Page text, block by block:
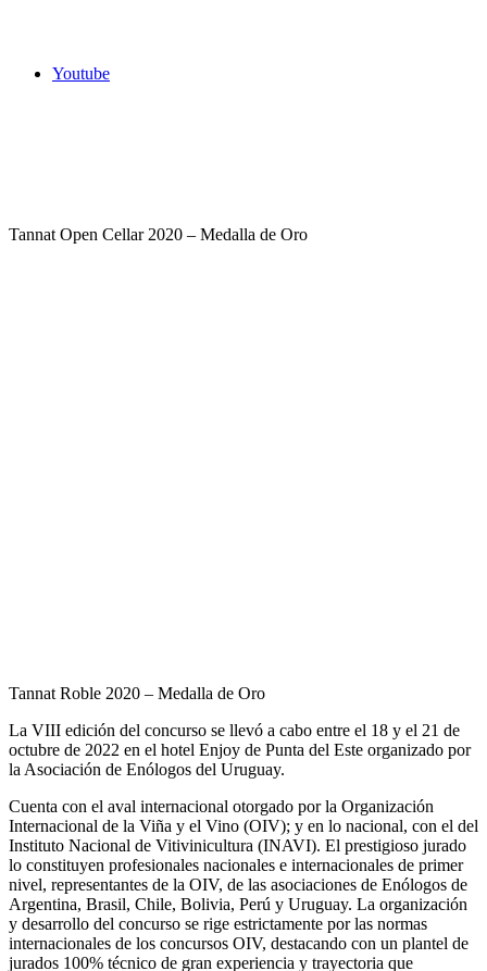
Youtube
Tannat Open Cellar 2020 – Medalla de Oro
Tannat Roble 2020 – Medalla de Oro
La VIII edición del concurso se llevó a cabo entre el 18 y el 21 de
octubre de 2022 en el hotel Enjoy de Punta del Este organizado por
la Asociación de Enólogos del Uruguay.
Cuenta con el aval internacional otorgado por la Organización
Internacional de la Viña y el Vino (OIV); y en lo nacional, con el del
Instituto Nacional de Vitivinicultura (INAVI). El prestigioso jurado
lo constituyen profesionales nacionales e internacionales de primer
nivel, representantes de la OIV, de las asociaciones de Enólogos de
Argentina, Brasil, Chile, Bolivia, Perú y Uruguay. La organización
y desarrollo del concurso se rige estrictamente por las normas
internacionales de los concursos OIV, destacando con un plantel de
jurados 100% técnico de gran experiencia y trayectoria que